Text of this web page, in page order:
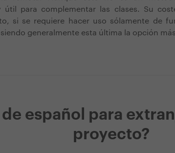
útil para complementar las clases. Su
si se requiere hacer uso sólamente de
generalmente esta última la opción
de español para
proyecto?